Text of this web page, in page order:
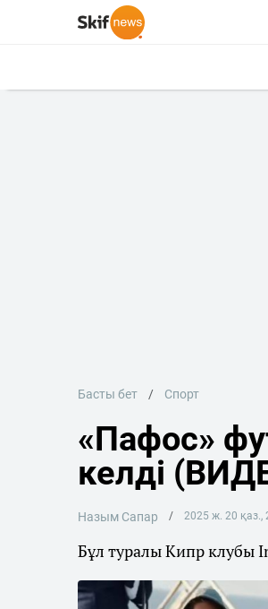
Басты бет Спорт
«Пафос»
келді
Назым Сапар 2025 ж. 20 қаз.,
Бұл туралы Кипр клубы